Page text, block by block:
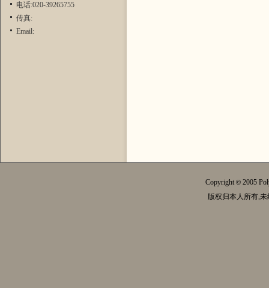
电话:020-39265755
传真:
Email:
Copyright© 2005
版权归本人所有,